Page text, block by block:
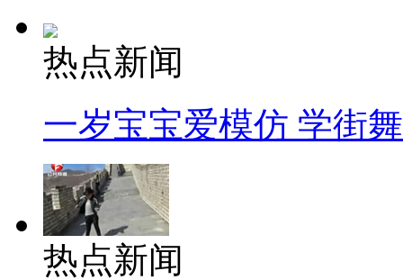
热点新闻
一岁宝宝爱模仿 学街
热点新闻